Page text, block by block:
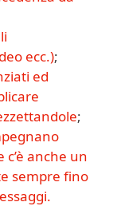
ecc.);
ed
;
anche un
sempre fino